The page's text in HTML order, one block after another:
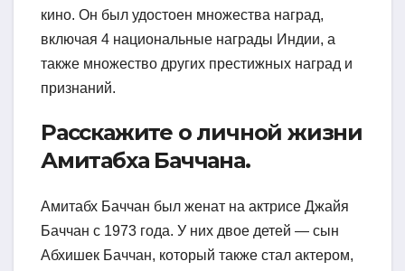
кино. Он был удостоен множества наград,
включая 4 национальные награды Индии, а
также множество других престижных наград и
признаний.
Расскажите о личной жизни
Амитабха Баччана.
Амитабх Баччан был женат на актрисе Джайя
Баччан с 1973 года. У них двое детей — сын
Абхишек Баччан, который также стал актером,